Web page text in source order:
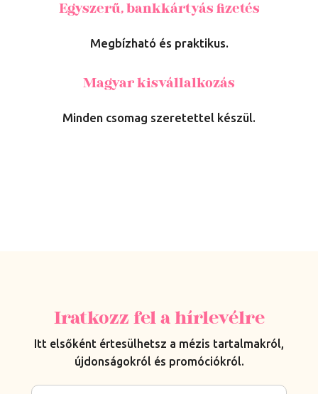
Egyszerű, bankkártyás fizetés
Megbízható és praktikus.
Magyar kisvállalkozás
Minden csomag szeretettel készül.
Iratkozz fel a hírlevélre
Itt elsőként értesülhetsz a mézis tartalmakról,
újdonságokról és promóciókról.